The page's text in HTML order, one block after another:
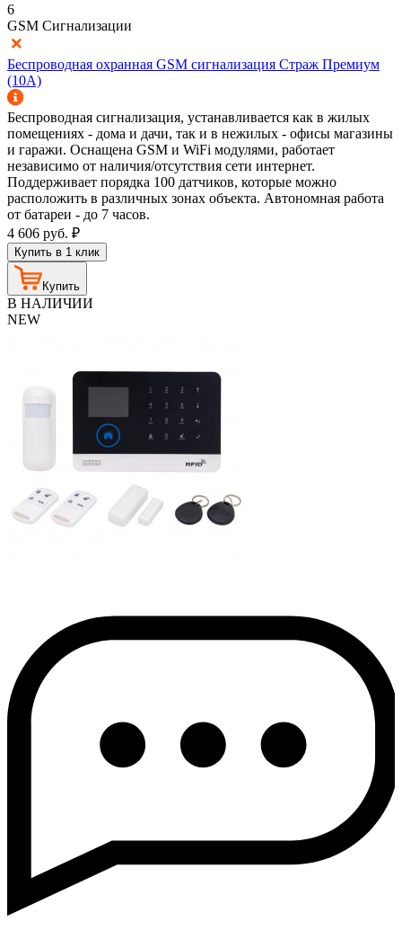
6
GSM Сигнализации
Беспроводная охранная GSM сигнализация Страж Премиум
(10A)
Беспроводная сигнализация, устанавливается как в жилых
помещениях - дома и дачи, так и в нежилых - офисы магазины
и гаражи. Оснащена GSM и WiFi модулями, работает
независимо от наличия/отсутствия сети интернет.
Поддерживает порядка 100 датчиков, которые можно
расположить в различных зонах объекта. Автономная работа
от батареи - до 7 часов.
4 606 руб. ₽
Купить в 1 клик
Купить
В НАЛИЧИИ
NEW